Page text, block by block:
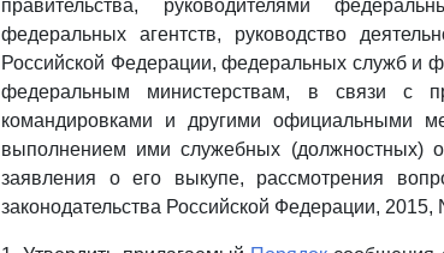
правительства, руководителями
федеральных агентств, руководство
Российской Федерации, федеральных служб и
федеральным министерствам, в связи с
командировками и другими официальными
выполнением ими служебных (должностных)
заявления о его выкупе, рассмотрения
законодательства Российской Федерации, 2015,